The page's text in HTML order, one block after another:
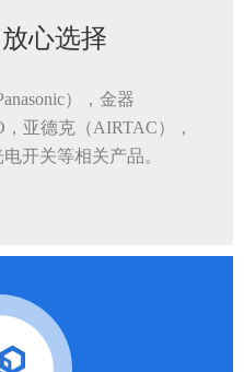
心选择
），金器
亚德克（AIRTAC），
开关等相关产品。